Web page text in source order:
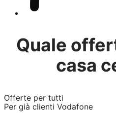
Quale
casa
Offerte per tutti
Per già clienti Vodafone